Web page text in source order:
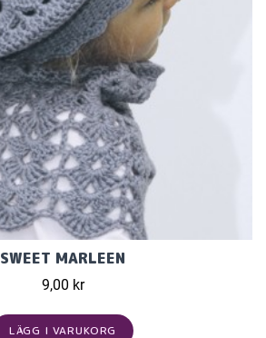
SWEET MARLEEN
9,00 kr
LÄGG I VARUKORG